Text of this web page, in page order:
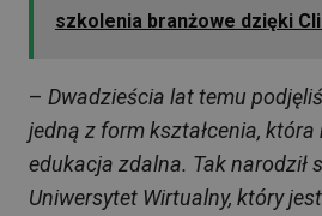
szkolenia branżowe dzięki
– Dwadzieścia lat temu
jedną z form kształcenia, która
edukacja zdalna. Tak narodził
Uniwersytet Wirtualny, który